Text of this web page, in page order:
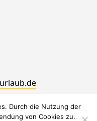
Durch die Nutzung der
von Cookies zu.